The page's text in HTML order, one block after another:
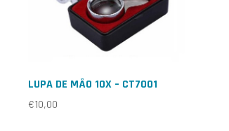
LUPA DE MÃO 10X – CT7001
€10,00